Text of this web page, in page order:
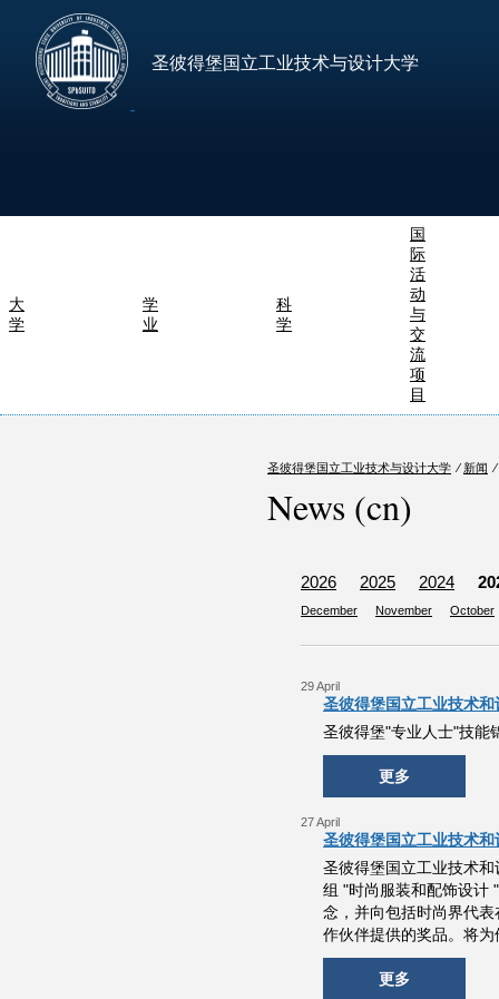
圣彼得堡国立工业技术与设计大学
大
学
学
业
科
学
国
际
活
动
与
交
流
项
目
圣彼得堡国立工业技术与设计大学 ⁄ 新闻 ⁄
News (cn)
2026 2025 2024
December November October
29 April
圣彼得堡国立工业技术
圣彼得堡"专业人士"技能
更多
27 April
圣彼得堡国立工业技术
圣彼得堡国立工业技术
组 "时尚服装和配饰设计
念，并向包括时尚界代
作伙伴提供的奖品。将
更多